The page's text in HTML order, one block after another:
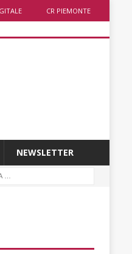
CR PIEMONTE
NEWSLETTER